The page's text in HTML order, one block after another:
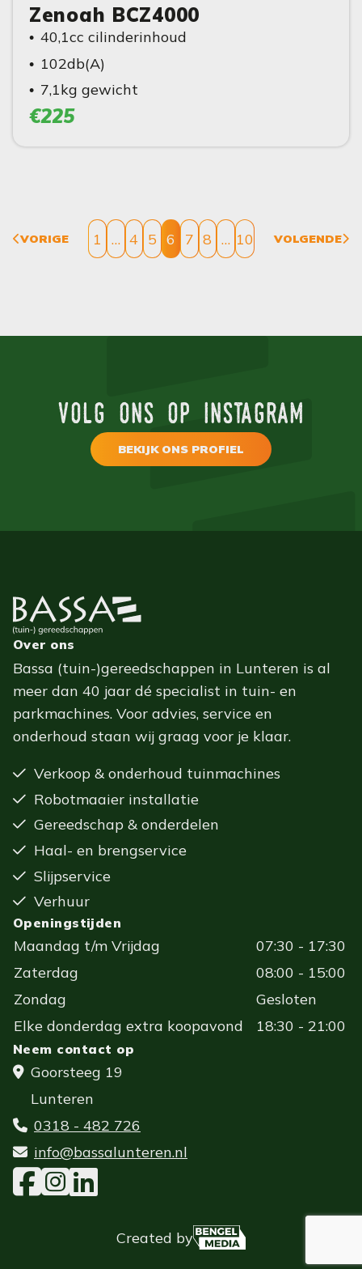
Zenoah BCZ4000
40,1cc cilinderinhoud
102db(A)
7,1kg gewicht
€225
VORIGE 1 … 4 5 6 7 8 … 10 VOLGENDE
volg ons op instagram
BEKIJK ONS PROFIEL
Over ons
Bassa (tuin-)gereedschappen in Lunteren is al
meer dan 40 jaar dé specialist in tuin- en
parkmachines. Voor advies, service en
onderhoud staan wij graag voor je klaar.
Verkoop & onderhoud tuinmachines
Robotmaaier installatie
Gereedschap & onderdelen
Haal- en brengservice
Slijpservice
Verhuur
Openingstijden
Maandag t/m Vrijdag
07:30 - 17:30
Zaterdag
08:00 - 15:00
Zondag
Gesloten
Elke donderdag extra koopavond
18:30 - 21:00
Neem contact op
Goorsteeg 19
Lunteren
0318 - 482 726
info@bassalunteren.nl
Created by